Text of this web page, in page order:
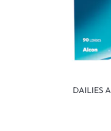
DAILIES